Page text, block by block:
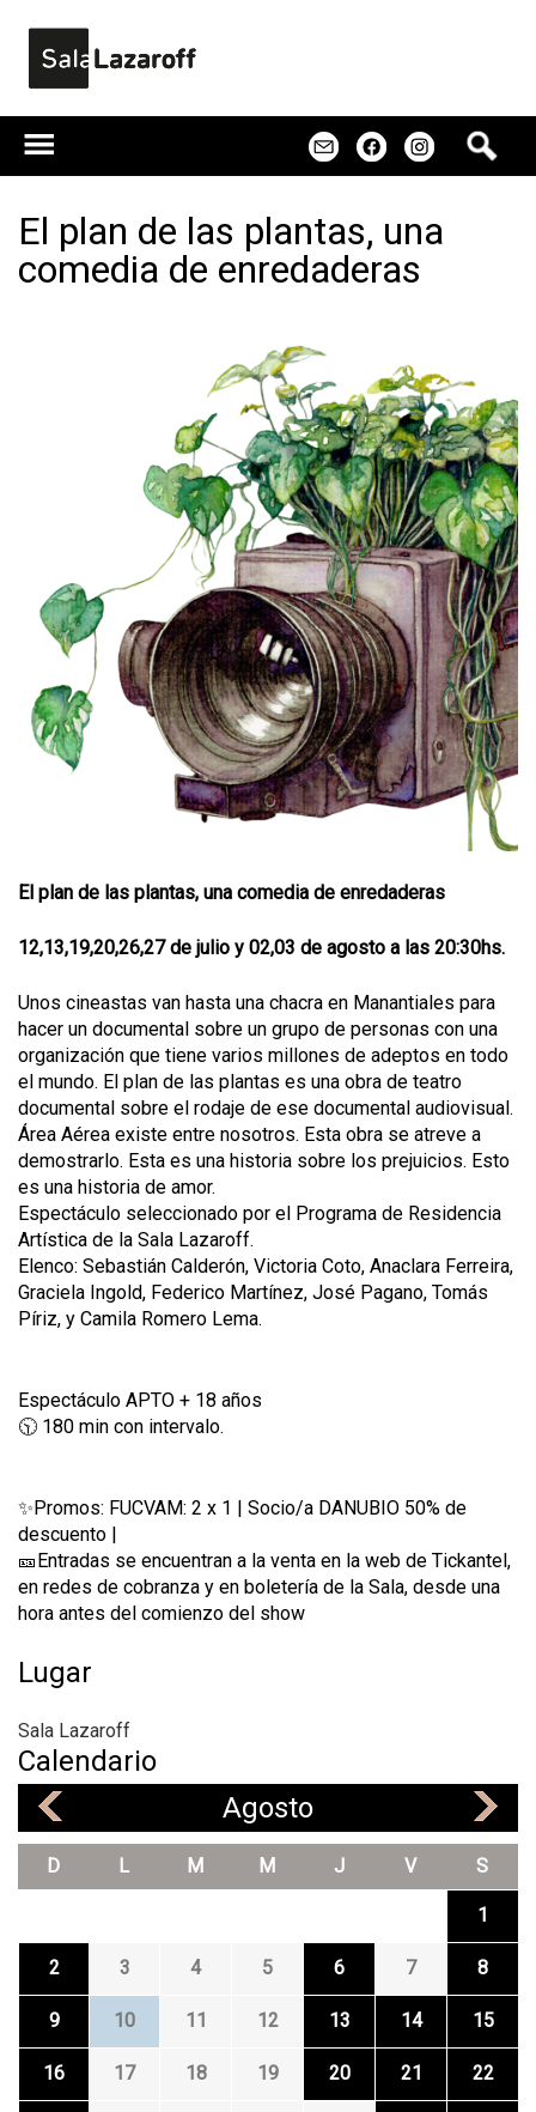
El plan de las plantas, una
comedia de enredaderas
El plan de las plantas, una comedia de enredaderas
12,13,19,20,26,27 de julio y 02,03 de agosto a las 20:30hs.
Unos cineastas van hasta una chacra en Manantiales para
hacer un documental sobre un grupo de personas con una
organización que tiene varios millones de adeptos en todo
el mundo. El plan de las plantas es una obra de teatro
documental sobre el rodaje de ese documental audiovisual.
Área Aérea existe entre nosotros. Esta obra se atreve a
demostrarlo. Esta es una historia sobre los prejuicios. Esto
es una historia de amor.
Espectáculo seleccionado por el Programa de Residencia
Artística de la Sala Lazaroff.
Elenco: Sebastián Calderón, Victoria Coto, Anaclara Ferreira,
Graciela Ingold, Federico Martínez, José Pagano, Tomás
Píriz, y Camila Romero Lema.
Espectáculo APTO + 18 años
🕥 180 min con intervalo.
✨Promos: FUCVAM: 2 x 1 | Socio/a DANUBIO 50% de
descuento |
🎫Entradas se encuentran a la venta en la web de Tickantel,
en redes de cobranza y en boletería de la Sala, desde una
hora antes del comienzo del show
Lugar
Sala Lazaroff
Calendario
Agosto
D L M M J V S
1
2 3 4 5 6 7 8
9 10 11 12 13 14 15
16 17 18 19 20 21 22
s